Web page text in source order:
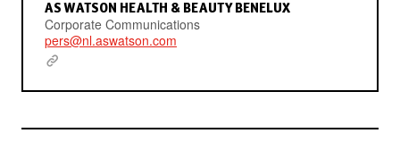
AS WATSON HEALTH & BEAUTY BENELUX
Corporate Communications
pers@nl.aswatson.com